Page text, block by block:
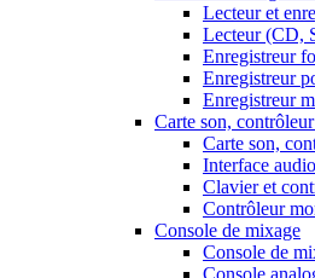
Lecteur et
Lecteur (CD,
Enregistreur
Enregistreur
Enregistreur
Carte son,
Carte son,
Interface
Clavier et
Contrôleur
Console de mixage
Console de
Console